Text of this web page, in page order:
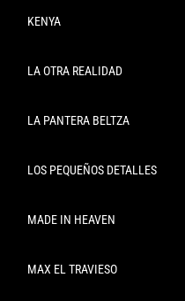
KENYA
LA OTRA REALIDAD
LA PANTERA BELTZA
LOS PEQUEÑOS DETALLES
MADE IN HEAVEN
MAX EL TRAVIESO